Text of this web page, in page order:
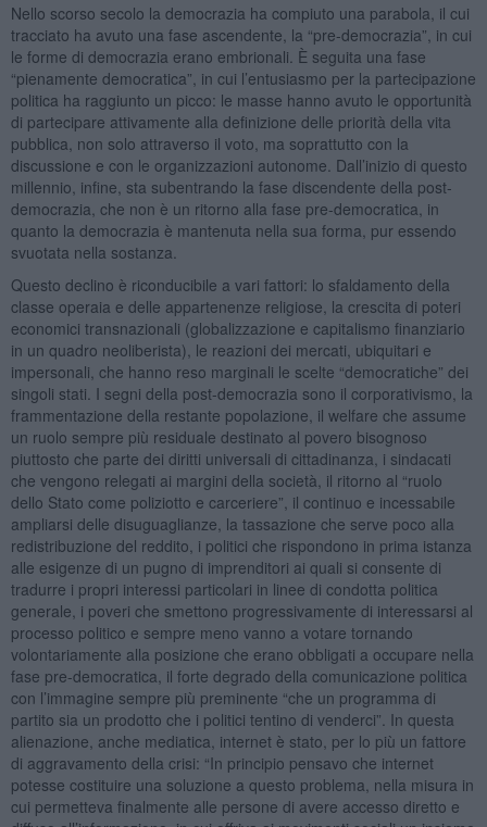
Nello scorso secolo la democrazia ha compiuto una parabola, il cui
tracciato ha avuto una fase ascendente, la “pre-democrazia”, in cui
le forme di democrazia erano embrionali. È seguita una fase
“pienamente democratica”, in cui l’entusiasmo per la partecipazione
politica ha raggiunto un picco: le masse hanno avuto le opportunità
di partecipare attivamente alla definizione delle priorità della vita
pubblica, non solo attraverso il voto, ma soprattutto con la
discussione e con le organizzazioni autonome. Dall’inizio di questo
millennio, infine, sta subentrando la fase discendente della post-
democrazia, che non è un ritorno alla fase pre-democratica, in
quanto la democrazia è mantenuta nella sua forma, pur essendo
svuotata nella sostanza.
Questo declino è riconducibile a vari fattori: lo sfaldamento della
classe operaia e delle appartenenze religiose, la crescita di poteri
economici transnazionali (globalizzazione e capitalismo finanziario
in un quadro neoliberista), le reazioni dei mercati, ubiquitari e
impersonali, che hanno reso marginali le scelte “democratiche” dei
singoli stati. I segni della post-democrazia sono il corporativismo, la
frammentazione della restante popolazione, il welfare che assume
un ruolo sempre più residuale destinato al povero bisognoso
piuttosto che parte dei diritti universali di cittadinanza, i sindacati
che vengono relegati ai margini della società, il ritorno al “ruolo
dello Stato come poliziotto e carceriere”, il continuo e incessabile
ampliarsi delle disuguaglianze, la tassazione che serve poco alla
redistribuzione del reddito, i politici che rispondono in prima istanza
alle esigenze di un pugno di imprenditori ai quali si consente di
tradurre i propri interessi particolari in linee di condotta politica
generale, i poveri che smettono progressivamente di interessarsi al
processo politico e sempre meno vanno a votare tornando
volontariamente alla posizione che erano obbligati a occupare nella
fase pre-democratica, il forte degrado della comunicazione politica
con l’immagine sempre più preminente “che un programma di
partito sia un prodotto che i politici tentino di venderci”. In questa
alienazione, anche mediatica, internet è stato, per lo più un fattore
di aggravamento della crisi: “In principio pensavo che internet
potesse costituire una soluzione a questo problema, nella misura in
cui permetteva finalmente alle persone di avere accesso diretto e